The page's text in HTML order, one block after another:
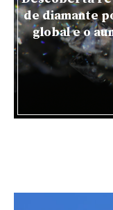
de diamante
global e o